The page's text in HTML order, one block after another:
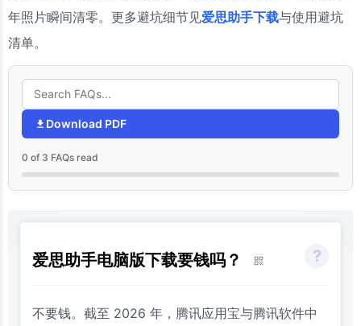
年照片瞬间清零。更多避坑细节见爱思助手下载与使用避坑
清单。
Download PDF
0 of 3 FAQs read
爱思助手电脑版下载要钱吗？
不要钱。截至 2026 年，腾讯应用宝与腾讯软件中